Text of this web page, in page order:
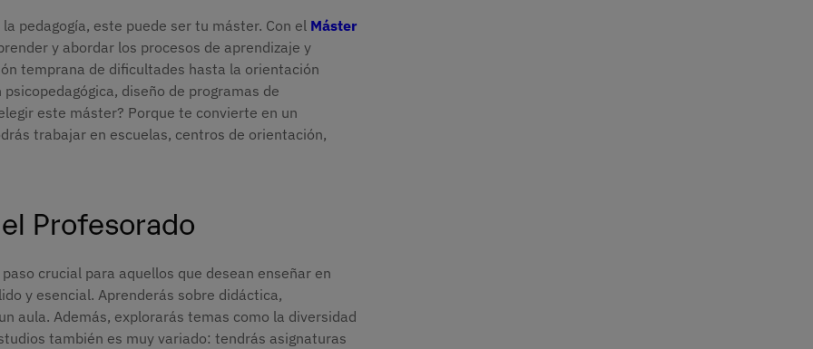
pedagogía, este puede ser tu máster. Con el Máster
y abordar los procesos de aprendizaje y
temprana de dificultades hasta la orientación
diseño de programas de
este máster? Porque te convierte en un
trabajar en escuelas, centros de orientación,
Profesorado
paso crucial para aquellos que desean enseñar en
y esencial. Aprenderás sobre didáctica,
aula. Además, explorarás temas como la diversidad
también es muy variado: tendrás asignaturas